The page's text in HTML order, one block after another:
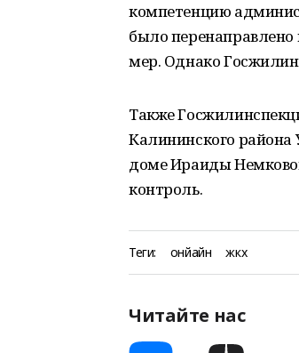
компетенцию
было
мер. Однако
Также
Калининского
доме Ираиды
контроль.
Теги: онйайн жкх
Читайте нас